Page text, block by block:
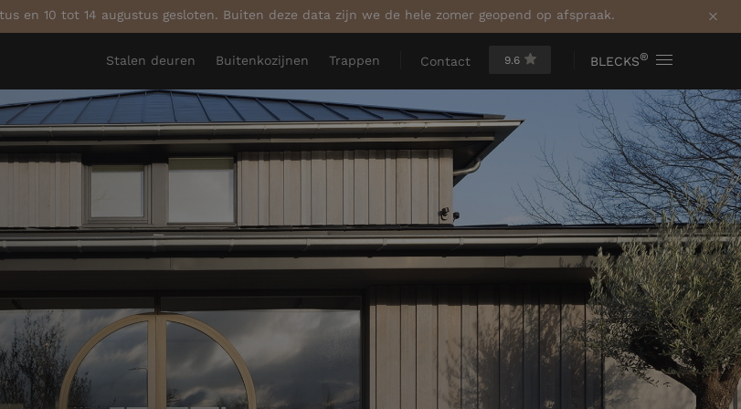
en 10 tot 14 augustus gesloten. Buiten deze data zijn we de hele zomer geopend op afspraak.
Stalen deuren Buitenkozijnen Trappen Contact 9.6 BLECKS®